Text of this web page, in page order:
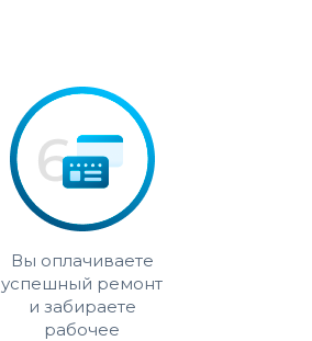
Вы оплачиваете
успешный ремонт
и забираете
рабочее